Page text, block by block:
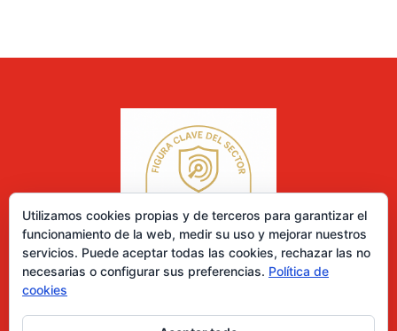
Utilizamos cookies propias y de terceros para garantizar el
funcionamiento de la web, medir su uso y mejorar nuestros
servicios. Puede aceptar todas las cookies, rechazar las no
necesarias o configurar sus preferencias. Política de
cookies